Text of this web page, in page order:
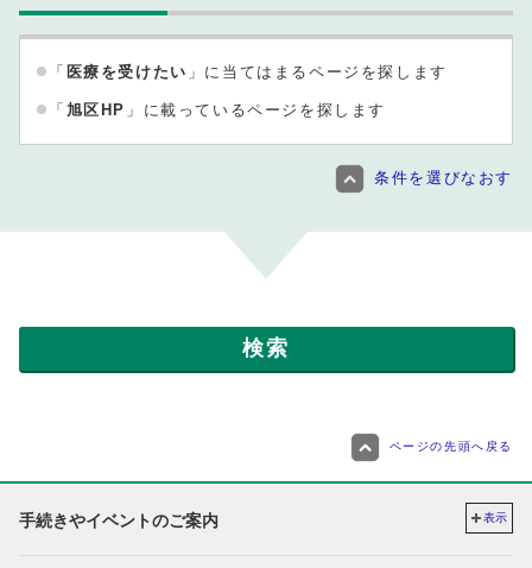
「 医療を受けたい 」に当てはまるページを探します
「 旭区HP 」に載っているページを探します
条件を選びなおす
ページの先頭へ戻る
手続きやイベントのご案内 表示